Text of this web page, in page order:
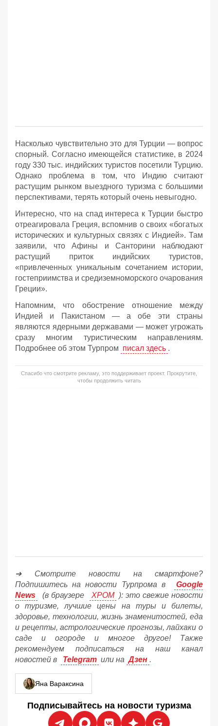
Насколько чувствительно это для Турции — вопрос
спорный. Согласно имеющейся статистике, в 2024
году 330 тыс. индийских туристов посетили Турцию.
Однако проблема в том, что Индию считают
растущим рынком выездного туризма с большими
перспективами, терять который очень невыгодно.
Интересно, что на спад интереса к Турции быстро
отреагировала Греция, вспомнив о своих «богатых
исторических и культурных связях с Индией». Там
заявили, что Афины и Санторини наблюдают
растущий приток индийских туристов,
«привлеченных уникальным сочетанием истории,
гостеприимства и средиземноморского очарования
Греции».
Напомним, что обострение отношение между
Индией и Пакистаном — а обе эти страны
являются ядерными державами — может угрожать
сразу многим туристическим направлениям.
Подробнее об этом Турпром писал здесь .
Спасибо что смотрите рекламу, это поддерживает проект. Прокрутите,
чтобы продолжить читать
➔ Смотрите новости на смартфоне?
Подпишитесь на новости Турпрома в
Google
News
(в браузере ХРОМ
): это свежие новости
о туризме, лучшие цены на туры и билеты,
здоровье, технологии, жизнь знаменитостей, еда
и рецепты, астрологические прогнозы, лайхаки о
саде и огороде и многое другое! Также
рекомендуем подписаться на наш канал
новостей в
Telegram или на Дзен .
Яна Вараксина
Подписывайтесь на новости туризма